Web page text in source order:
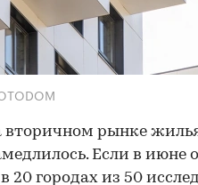
вторичном рынке
Если в июне
20 городах из 50